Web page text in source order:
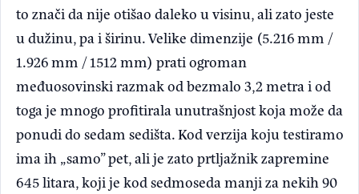
to znači da nije otišao daleko u visinu, ali zato jeste
u dužinu, pa i širinu. Velike dimenzije (5.216 mm /
1.926 mm / 1512 mm) prati ogroman
međuosovinski razmak od bezmalo 3,2 metra i od
toga je mnogo profitirala unutrašnjost koja može da
ponudi do sedam sedišta. Kod verzija koju testiramo
ima ih „samo” pet, ali je zato prtljažnik zapremine
645 litara, koji je kod sedmoseda manji za nekih 90